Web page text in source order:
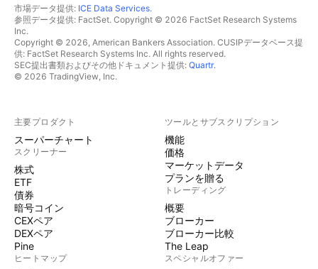
市場データ提供: ICE Data Services.
参照データ提供: FactSet. Copyright © 2026 FactSet Research Systems
Inc.
Copyright © 2026, American Bankers Association. CUSIPデータベース提
供: FactSet Research Systems Inc. All rights reserved.
SEC提出書類およびその他ドキュメント提供: Quartr.
© 2026 TradingView, Inc.
主要プロダクト
スーパーチャート
スクリーナー
株式
ETF
債券
暗号コイン
CEXペア
DEXペア
Pine
ヒートマップ
ツールとサブスクリプション
機能
価格
マーケットデータ
プランを贈る
トレーディング
概要
ブローカー
ブローカー比較
The Leap
スペシャルオファー